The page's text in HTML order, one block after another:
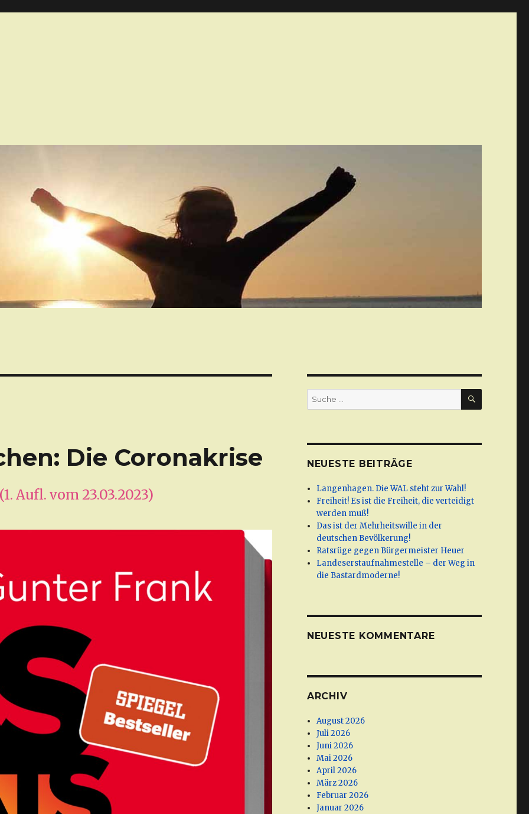
Die Coronakrise
Aufl. vom 23.03.2023)
Suche
nach:
SUCHE
NEUESTE BEITRÄGE
Langenhagen. Die WAL steht zur Wahl!
Freiheit! Es ist die Freiheit, die verteidigt
werden muß!
Das ist der Mehrheitswille in der
deutschen Bevölkerung!
Ratsrüge gegen Bürgermeister Heuer
Landeserstaufnahmestelle – der Weg in
die Bastardmoderne!
NEUESTE KOMMENTARE
ARCHIV
August 2026
Juli 2026
Juni 2026
Mai 2026
April 2026
März 2026
Februar 2026
Januar 2026